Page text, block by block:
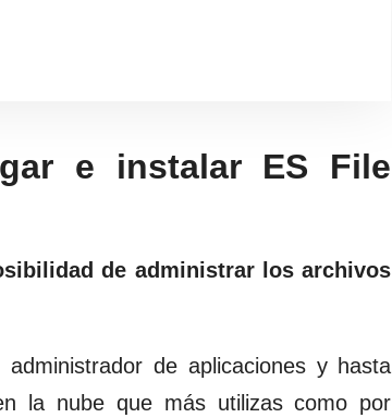
e instalar ES File
de administrar los archivos
administrador de aplicaciones y hasta
la nube que más utilizas como por